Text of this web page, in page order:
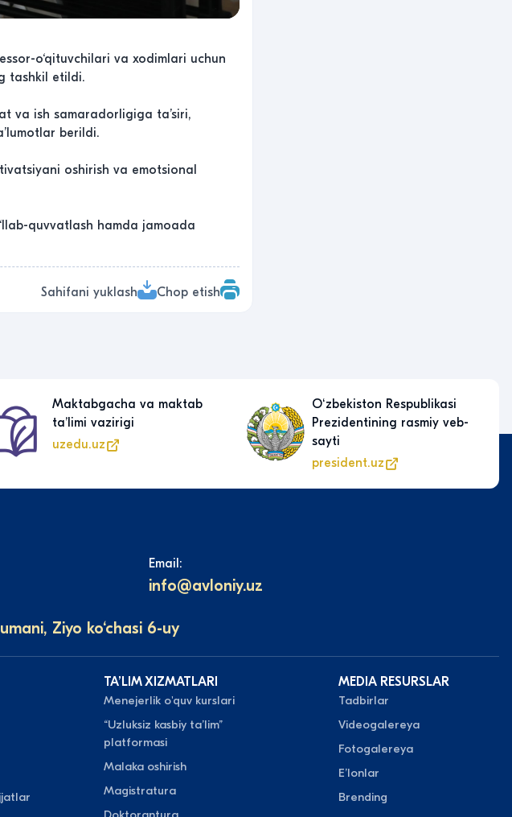
o‘qituvchilari va xodimlari uchun
tashkil etildi.
va ish samaradorligiga ta’siri,
berildi.
oshirish va emotsional
quvvatlash hamda jamoada
Sahifani yuklash Chop etish
Maktabgacha va maktab
taʼlimi vazirigi
uzedu.uz
Oʻzbekiston Respublikasi
Prezidentining rasmiy veb-
sayti
president.uz
Email:
info@avloniy.uz
Ziyo ko‘chasi 6-uy
TAʼLIM XIZMATLARI
Menejerlik o'quv kurslari
“Uzluksiz kasbiy taʼlim”
platformasi
Malaka oshirish
Magistratura
MEDIA RESURSLAR
Tadbirlar
Videogalereya
Fotogalereya
Eʼlonlar
Brending